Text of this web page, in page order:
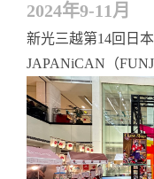
2024年9-11月
新光三越第14回日
JAPANiCAN（